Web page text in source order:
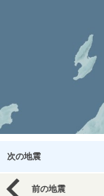
次の地震
前の地震